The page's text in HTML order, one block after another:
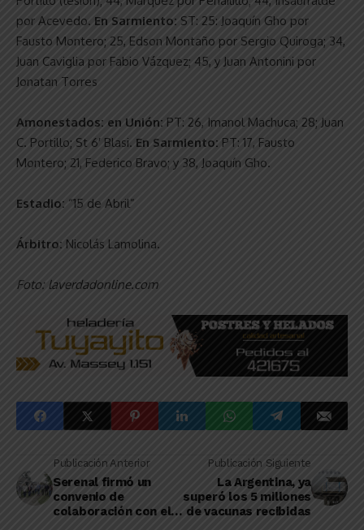
por Acevedo. En Sarmiento: ST: 25: Joaquín Gho por
Fausto Montero; 25, Edson Montaño por Sergio Quiroga; 34,
Juan Caviglia por Fabio Vázquez; 45, y Juan Antonini por
Jonatan Torres
Amonestados: en Unión: PT: 26, Imanol Machuca; 28; Juan
C. Portillo; St 6′ Blasi. En Sarmiento: PT: 17, Fausto
Montero; 21, Federico Bravo; y 38, Joaquín Gho.
Estadio: “15 de Abril”
Árbitro: Nicolás Lamolina.
Foto: laverdadonline.com
Publicación Anterior
Serenal firmó un
convenio de
colaboración con el
Publicación Siguiente
La Argentina, ya
superó los 5 millones
de vacunas recibidas